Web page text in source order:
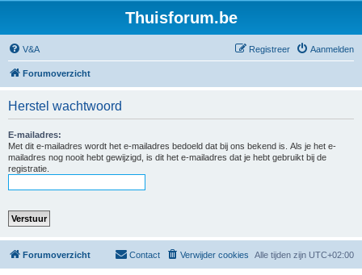
Thuisforum.be
V&A Aanmelden
Registreer
Forumoverzicht
Herstel wachtwoord
E-mailadres:
Met dit e-mailadres wordt het e-mailadres bedoeld dat bij ons bekend is. Als je het e-
mailadres nog nooit hebt gewijzigd, is dit het e-mailadres dat je hebt gebruikt bij de
registratie.
Forumoverzicht Alle tijden zijn UTC+02:00
Verwijder cookies
Contact